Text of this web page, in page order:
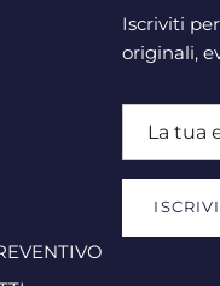
Iscriviti
originali,